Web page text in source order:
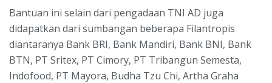
Bantuan ini selain dari pengadaan TNI AD juga
didapatkan dari sumbangan beberapa Filantropis
diantaranya Bank BRI, Bank Mandiri, Bank BNI, Bank
BTN, PT Sritex, PT Cimory, PT Tribangun Semesta,
Indofood, PT Mayora, Budha Tzu Chi, Artha Graha